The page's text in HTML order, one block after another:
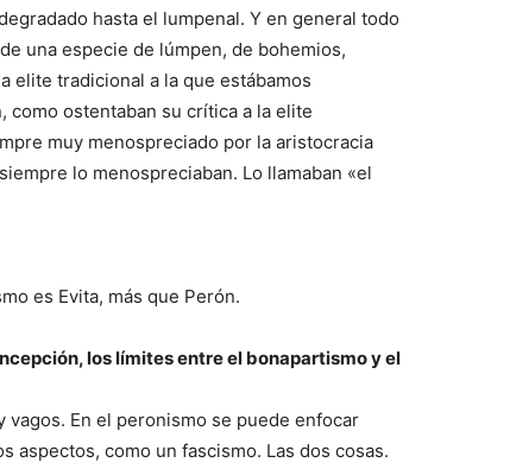
hasta el lumpenal. Y en general todo
una especie de lúmpen, de bohemios,
elite tradicional a la que estábamos
como ostentaban su crítica a la elite
muy menospreciado por la aristocracia
lo menospreciaban. Lo llamaban «el
es Evita, más que Perón.
los límites entre el bonapartismo y el
En el peronismo se puede enfocar
aspectos, como un fascismo. Las dos cosas.